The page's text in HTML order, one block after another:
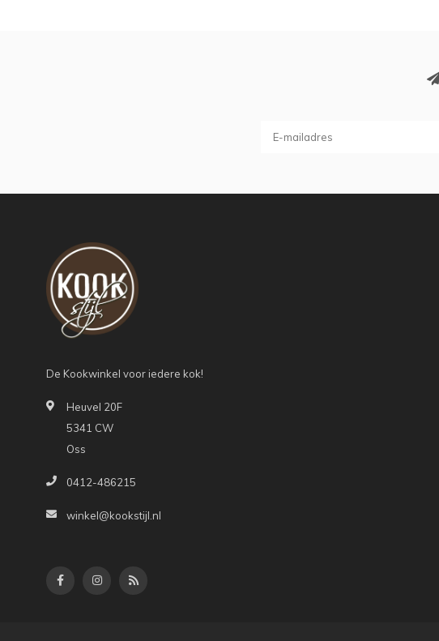
De Kookwinkel voor iedere kok!
Heuvel 20F
5341 CW
Oss
0412-486215
winkel@kookstijl.nl